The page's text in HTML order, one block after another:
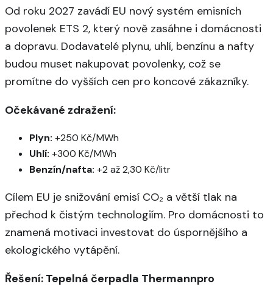
Od roku 2027 zavádí EU nový systém emisních
povolenek ETS 2, který nově zasáhne i domácnosti
a dopravu. Dodavatelé plynu, uhlí, benzínu a nafty
budou muset nakupovat povolenky, což se
promítne do vyšších cen pro koncové zákazníky.
Očekávané zdražení:
Plyn: +250 Kč/MWh
Uhlí: +300 Kč/MWh
Benzín/nafta: +2 až 2,30 Kč/litr
Cílem EU je snižování emisí CO₂ a větší tlak na
přechod k čistým technologiím. Pro domácnosti to
znamená motivaci investovat do úspornějšího a
ekologického vytápění.
Řešení: Tepelná čerpadla Thermannpro